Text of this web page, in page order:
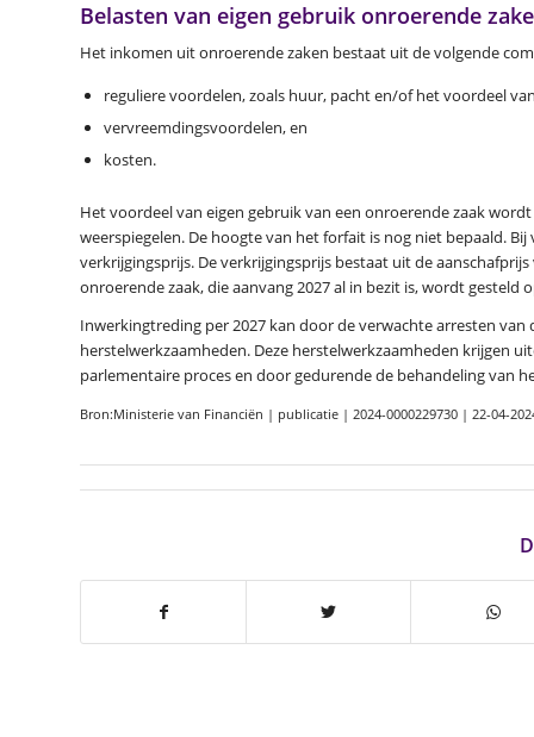
Belasten van eigen gebruik onroerende
Het inkomen uit onroerende zaken bestaat uit de volgende
reguliere voordelen, zoals huur, pacht en/of het voordeel
vervreemdingsvoordelen, en
kosten.
Het voordeel van eigen gebruik van een onroerende zaak
weerspiegelen. De hoogte van het forfait is nog niet bepaald.
verkrijgingsprijs. De verkrijgingsprijs bestaat uit de
onroerende zaak, die aanvang 2027 al in bezit is, wordt
Inwerkingtreding per 2027 kan door de verwachte arresten
herstelwerkzaamheden. Deze herstelwerkzaamheden krijgen
parlementaire proces en door gedurende de behandeling van
Bron:Ministerie van Financiën | publicatie | 2024-0000229730 | 22-04-